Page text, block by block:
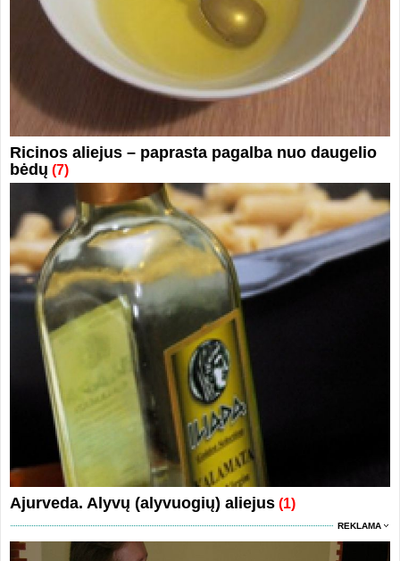
Ricinos aliejus – paprasta pagalba nuo daugelio
bėdų (7)
Ajurveda. Alyvų (alyvuogių) aliejus (1)
REKLAMA